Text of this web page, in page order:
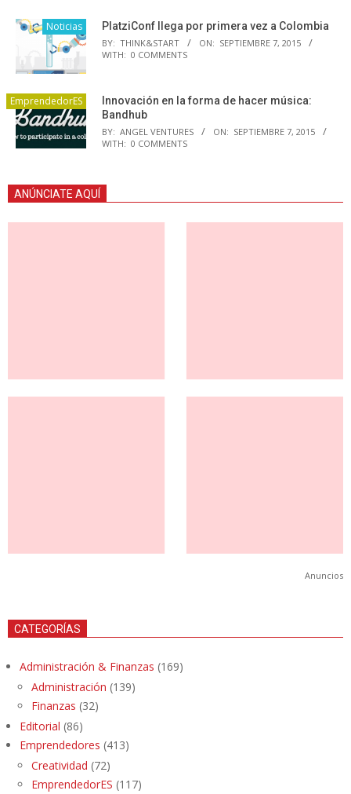
Noticias PlatziConf llega por primera vez a Colombia
BY: THINK&START ON: SEPTIEMBRE 7, 2015
WITH: 0 COMMENTS
EmprendedorES
Innovación en la forma de hacer música:
Bandhub
BY: ANGEL VENTURES ON: SEPTIEMBRE 7, 2015
WITH: 0 COMMENTS
ANÚNCIATE AQUÍ
Anuncios
CATEGORÍAS
Administración & Finanzas (169)
Administración (139)
Finanzas (32)
Editorial (86)
Emprendedores (413)
Creatividad (72)
EmprendedorES (117)